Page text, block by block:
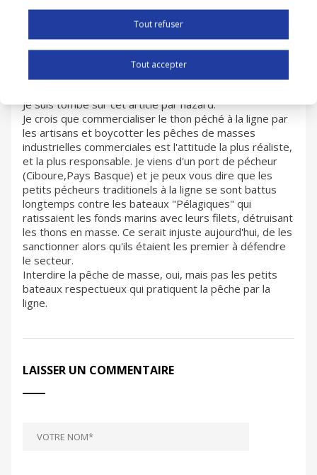
23.03.2010 00H48
Je suis tombé sur cet article par hazard.
Je crois que commercialiser le thon péché à la ligne par
les artisans et boycotter les pêches de masses
industrielles commerciales est l'attitude la plus réaliste,
et la plus responsable. Je viens d'un port de pécheur
(Ciboure,Pays Basque) et je peux vous dire que les
petits pécheurs traditionels à la ligne se sont battus
longtemps contre les bateaux "Pélagiques" qui
ratissaient les fonds marins avec leurs filets, détruisant
les thons en masse. Ce serait injuste aujourd'hui, de les
sanctionner alors qu'ils étaient les premier à défendre
le secteur.
Interdire la pêche de masse, oui, mais pas les petits
bateaux respectueux qui pratiquent la pêche par la
ligne.
LAISSER UN COMMENTAIRE
Tout refuser
Tout accepter